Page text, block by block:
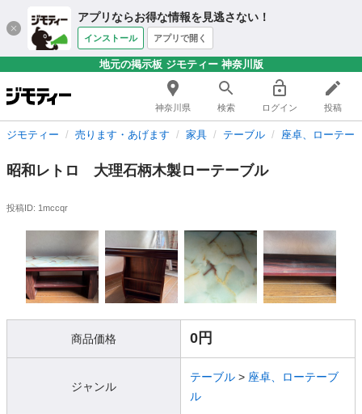
アプリならお得な情報を見逃さない！
インストール アプリで開く
地元の掲示板 ジモティー 神奈川版
神奈川県 検索 ログイン 投稿
ジモティー 売ります・あげます 家具 テーブル 座卓、ローテー
昭和レトロ 大理石柄木製ローテーブル
投稿ID: 1mccqr
商品価格 0円
ジャンル
テーブル > 座卓、ローテーブ
ル